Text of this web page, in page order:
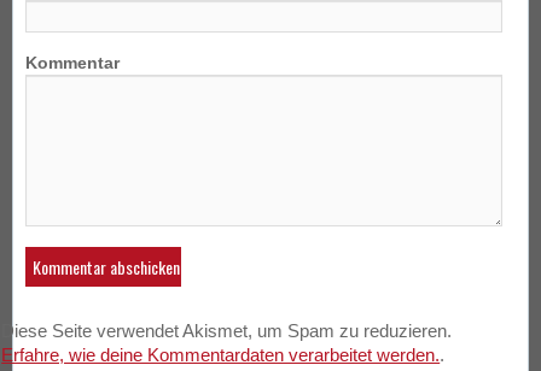
Kommentar
Diese Seite verwendet Akismet, um Spam zu reduzieren.
Erfahre, wie deine Kommentardaten verarbeitet werden..